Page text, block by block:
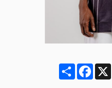
Share